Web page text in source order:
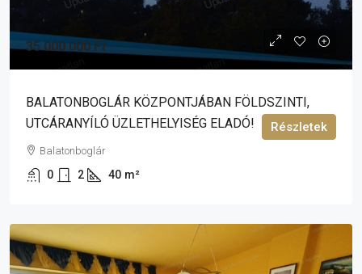
35 000 000 Ft
BALATONBOGLÁR KÖZPONTJÁBAN FÖLDSZINTI,
UTCÁRANYÍLÓ ÜZLETHELYISÉG ELADÓ!
Balatonboglár
0 2 40 m²
Részletek